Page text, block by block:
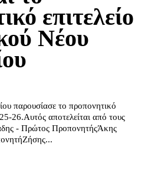
επιτελείο
Νέου
παρουσίασε το προπονητικό
26.Αυτός αποτελείται από τους
- Πρώτος ΠροπονητήςΆκης